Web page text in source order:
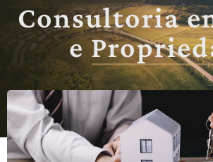
Consultoria
e